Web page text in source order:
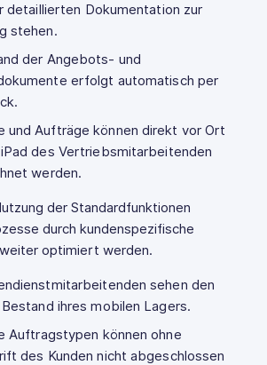
detaillierten Dokumentation zur
stehen.
der Angebots- und
erfolgt automatisch per
und Aufträge können direkt vor Ort
des Vertriebsmitarbeitenden
werden.
der Standardfunktionen
durch kundenspezifische
optimiert werden.
sehen den
ihres mobilen Lagers.
Auftragstypen können ohne
des Kunden nicht abgeschlossen